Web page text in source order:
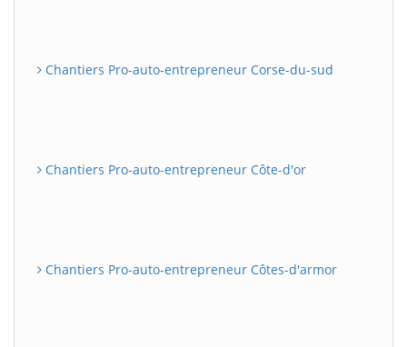
Chantiers Pro-auto-entrepreneur Corse-du-sud
Chantiers Pro-auto-entrepreneur Côte-d'or
Chantiers Pro-auto-entrepreneur Côtes-d'armor